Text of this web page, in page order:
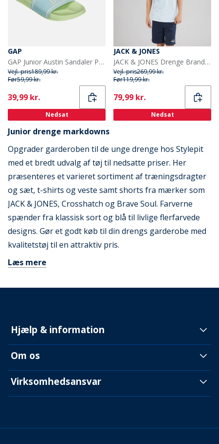
GAP
GAP Junior Austin Sandaler Pastel Green Santorini
Vejl. pris189,99 kr.
Før59,99 kr.
Current
39,99 kr.
Nedsat
JACK & JONES
JACK & JONES Drenge Brandon T shirt Og Shorts Sæt Celestial Blue
Vejl. pris269,99 kr.
Før119,99 kr.
Current
79,99 kr.
Nedsat
Junior drenge markdowns
Opgrader garderoben til de unge drenge hos Stylepit
med et bredt udvalg af tøj til nedsatte priser. Her
præsenteres et varieret sortiment af træningsdragter
og sæt, t-shirts og veste samt shorts fra mærker som
JACK & JONES, Crosshatch og Brave Soul. Farverne
spænder fra klassisk sort og blå til livlige flerfarvede
designs. Gør et godt køb til din drengs garderobe med
kvalitetstøj til en attraktiv pris.
Læs mere
Hjælp & information
Om os
Virksomhedsansvar